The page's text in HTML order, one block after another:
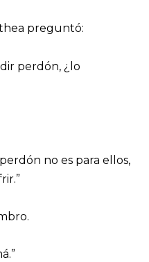
preguntó:
perdón, ¿lo
no es para ellos,